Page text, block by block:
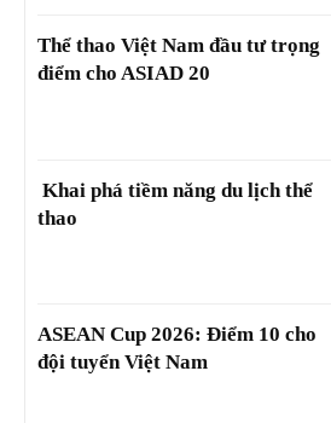
Thể thao Việt Nam đầu tư trọng
điểm cho ASIAD 20
Khai phá tiềm năng du lịch thể
thao
ASEAN Cup 2026: Điểm 10 cho
đội tuyển Việt Nam